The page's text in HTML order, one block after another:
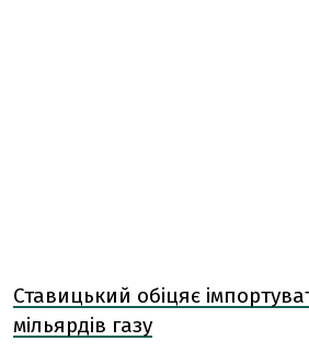
Ставицький обіцяє
мільярдів газу